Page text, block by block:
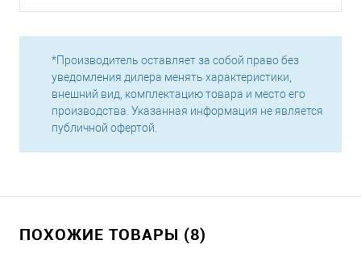
*Производитель оставляет за собой право без
уведомления дилера менять характеристики,
внешний вид, комплектацию товара и место его
производства. Указанная информация не является
публичной офертой.
ПОХОЖИЕ ТОВАРЫ (8)